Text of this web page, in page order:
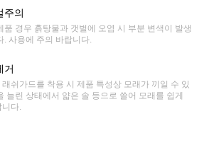
주의
품 경우 흙탕물과 갯벌에 오염 시 부분 변색이 발생
. 사용에 주의 바랍니다.
거
쉬가드를 착용 시 제품 특성상 모래가 끼일 수 있
늘린 상태에서 얇은 솔 등으로 쓸어 모래를 쉽게
다.